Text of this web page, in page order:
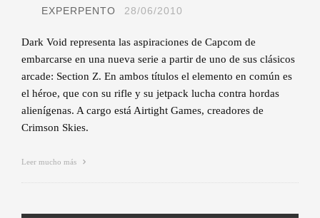
EXPERPENTO 28/06/2010
Dark Void representa las aspiraciones de Capcom de
embarcarse en una nueva serie a partir de uno de sus clásicos
arcade: Section Z. En ambos títulos el elemento en común es
el héroe, que con su rifle y su jetpack lucha contra hordas
alienígenas. A cargo está Airtight Games, creadores de
Crimson Skies.
Leer mucho más